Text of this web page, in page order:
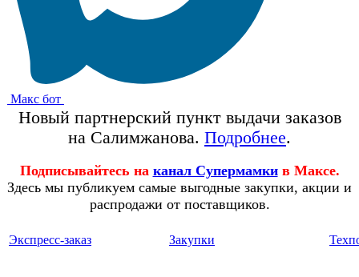
Макс бот
Новый партнерский пункт выдачи заказов
на Салимжанова. Подробнее.
Подписывайтесь на канал Супермамки в Максе.
Здесь мы публикуем самые выгодные закупки, акции и
распродажи от поставщиков.
Экспресс-заказ Закупки